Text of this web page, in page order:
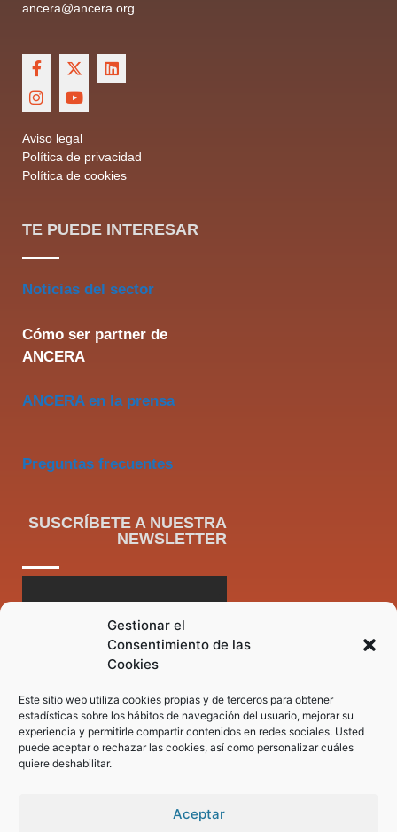
Gestionar el
Consentimiento de las
Cookies
Este sitio web utiliza cookies propias y de terceros para obtener
estadísticas sobre los hábitos de navegación del usuario, mejorar su
experiencia y permitirle compartir contenidos en redes sociales. Usted
puede aceptar o rechazar las cookies, así como personalizar cuáles
quiere deshabilitar.
Aceptar
ancera@ancera.org
Aviso legal
Política de privacidad
Política de cookies
TE PUEDE INTERESAR
Noticias del sector
Cómo ser partner de
ANCERA
ANCERA en la prensa
Preguntas frecuentes
SUSCRÍBETE A NUESTRA
NEWSLETTER